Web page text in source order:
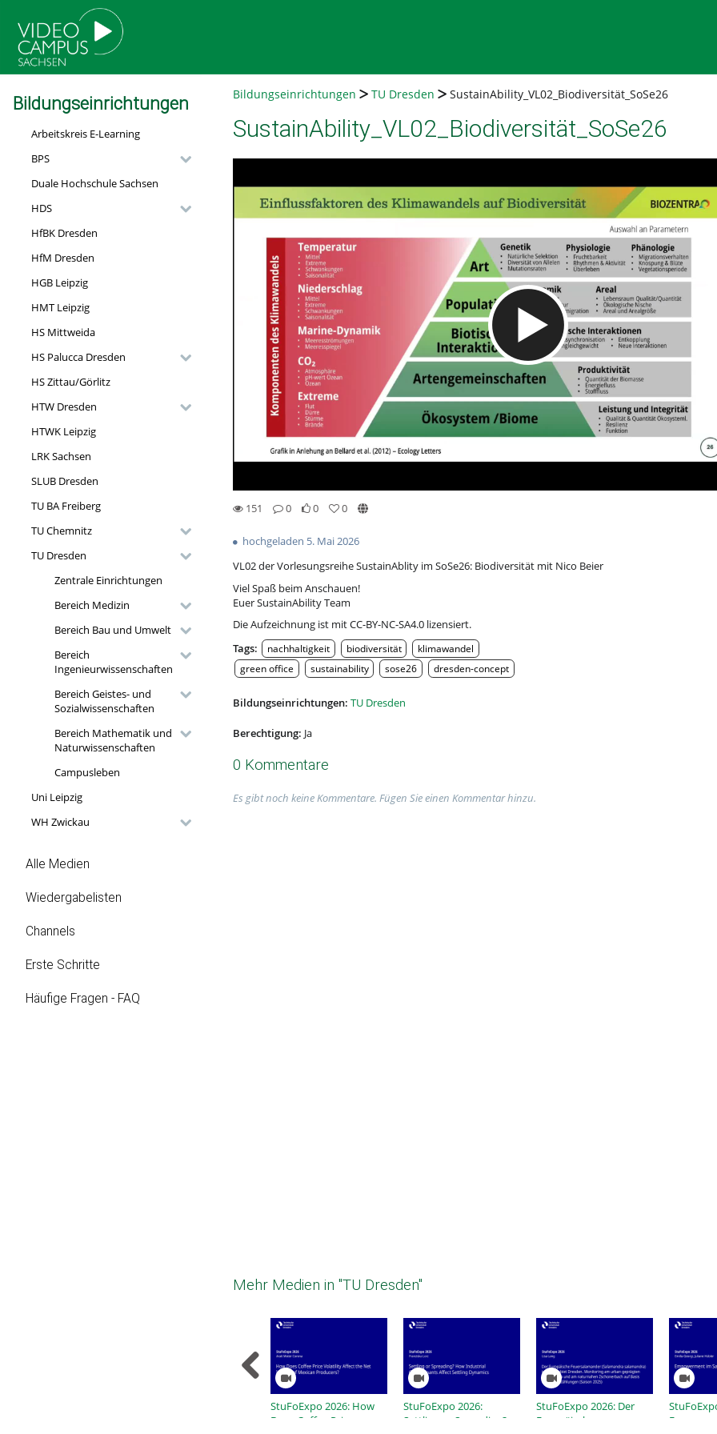
Bildungseinrichtungen
Arbeitskreis E-Learning
BPS
Duale Hochschule Sachsen
HDS
HfBK Dresden
HfM Dresden
HGB Leipzig
HMT Leipzig
HS Mittweida
HS Palucca Dresden
HS Zittau/Görlitz
HTW Dresden
HTWK Leipzig
LRK Sachsen
SLUB Dresden
TU BA Freiberg
TU Chemnitz
TU Dresden
Zentrale Einrichtungen
Bereich Medizin
Bereich Bau und Umwelt
Bereich
Ingenieurwissenschaften
Bereich Geistes- und
Sozialwissenschaften
Bereich Mathematik und
Naturwissenschaften
Campusleben
Uni Leipzig
WH Zwickau
Alle Medien
Wiedergabelisten
Channels
Erste Schritte
Häufige Fragen - FAQ
Bildungseinrichtungen TU Dresden SustainAbility_VL02_Biodiversität_SoSe26
SustainAbility_VL02_Biodiversität_SoSe26
Video abspielen
151
0
0
0
hochgeladen 5. Mai 2026
VL02 der Vorlesungsreihe SustainAblity im SoSe26: Biodiversität mit Nico Beier
Viel Spaß beim Anschauen!
Euer SustainAbility Team
Die Aufzeichnung ist mit CC-BY-NC-SA4.0 lizensiert.
Tags:
nachhaltigkeit biodiversität
klimawandel
green office
sustainability sose26 dresden-concept
Bildungseinrichtungen: TU Dresden
Berechtigung: Ja
0 Kommentare
Es gibt noch keine Kommentare. Fügen Sie einen Kommentar hinzu.
Mehr Medien in "TU Dresden"
StuFoExpo 2026: How
Does Coffee Price
StuFoExpo 2026:
Settling or Spreading?
StuFoExpo 2026: Der
Europäische